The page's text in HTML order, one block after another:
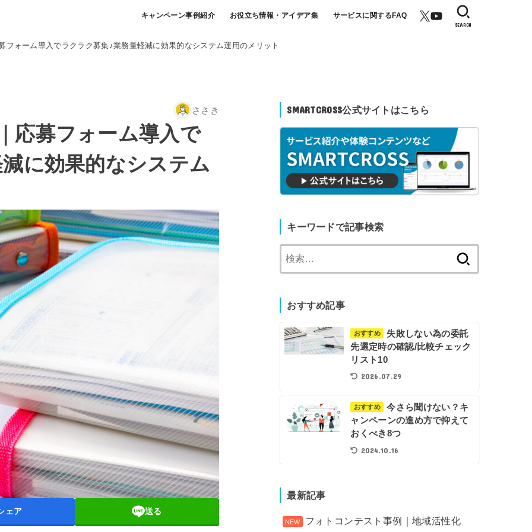
キャンペーン事例紹介 お役立ち情報・アイデア集 サービスに関するFAQ
SEARCH
フォーム導入でラクラク募集♪業務量軽減に効果的なシステム運用のメリット
ささき
応募フォーム導入で
に効果的なシステム
ェア 送る
SMARTCROSS公式サイトはこちら
キーワードで記事検索
索:
おすすめ記事
おすすめ
失敗しない為の委託
先選定時の確認/比較チェック
リスト10
2026.07.29
おすすめ
今さら聞けない？キ
ャンペーンの進め方で抑えて
おくべき8つ
2024.10.16
最新記事
フォトコンテスト事例｜地域活性化